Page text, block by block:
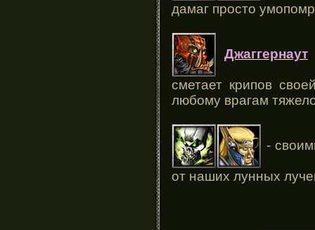
дамаг просто
Джаггернаут
сметает крипов
любому врагам
-
от наших лунных